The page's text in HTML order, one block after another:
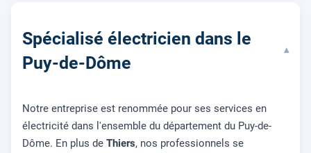
Spécialisé électricien dans le
Puy-de-Dôme
▾
Notre entreprise est renommée pour ses services en
électricité dans l'ensemble du département du Puy-de-
Dôme. En plus de Thiers, nos professionnels se